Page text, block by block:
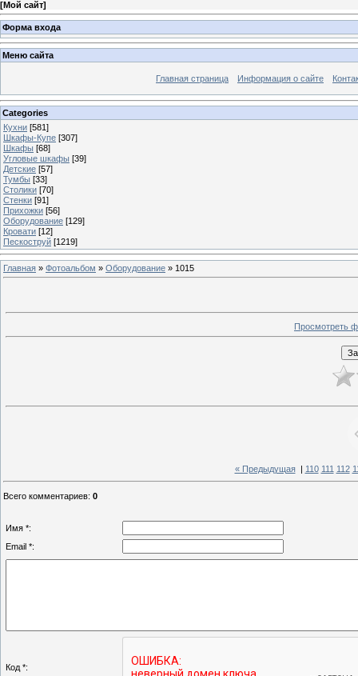
[Мой сайт]
Форма входа
Меню сайта
Главная страница Информация о сайте
Categories
Кухни [581]
Шкафы-Купе [307]
Шкафы [68]
Угловые шкафы [39]
Детские [57]
Тумбы [33]
Столики [70]
Стенки [91]
Прихожки [56]
Оборудование [129]
Кровати [12]
Пескоструй [1219]
Главная » Фотоальбом » Оборудование » 1015
Просмотреть
« Предыдущая| 110 111 112
Всего комментариев: 0
Имя *:
Email *:
Код *: